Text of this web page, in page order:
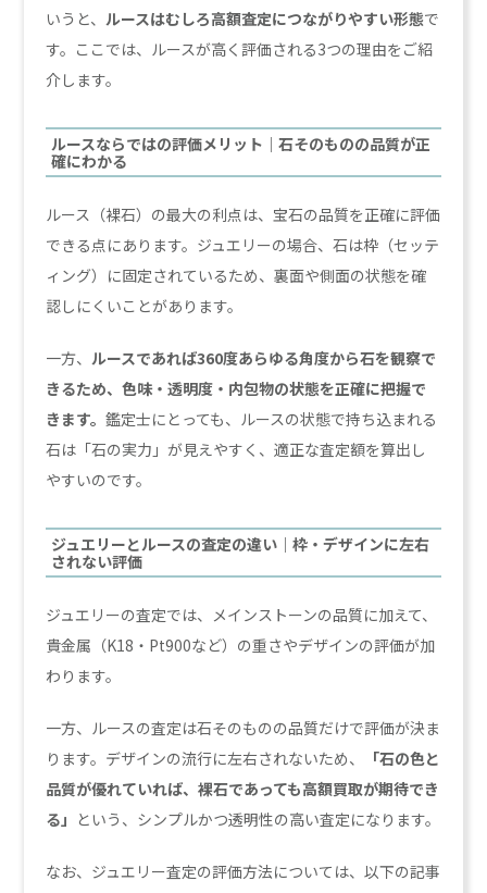
いうと、 ルースはむしろ高額査定につながりやすい形態で
す。ここでは、ルースが高く評価される3つの理由をご紹
介します。
ルースならではの評価メリット｜石そのものの品質が正
確にわかる
ルース（裸石）の最大の利点は、宝石の品質を正確に評価
できる点にあります。ジュエリーの場合、石は枠（セッテ
ィング）に固定されているため、裏面や側面の状態を確
認しにくいことがあります。
一方、 ルースであれば360度あらゆる角度から石を観察で
きるため、色味・透明度・内包物の状態を正確に把握で
きます。鑑定士にとっても、ルースの状態で持ち込まれる
石は「石の実力」が見えやすく、適正な査定額を算出し
やすいのです。
ジュエリーとルースの査定の違い｜枠・デザインに左右
されない評価
ジュエリーの査定では、メインストーンの品質に加えて、
貴金属（K18・Pt900など）の重さやデザインの評価が加
わります。
一方、ルースの査定は石そのものの品質だけで評価が決ま
ります。デザインの流行に左右されないため、
「石の色と
品質が優れていれば、裸石であっても高額買取が期待でき
る」 という、シンプルかつ透明性の高い査定になります。
なお、ジュエリー査定の評価方法については、以下の記事